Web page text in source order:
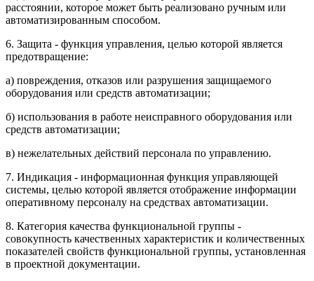
расстоянии, которое может быть реализовано ручным или
автоматизированным способом.
6. Защита - функция управления, целью которой является
предотвращение:
а) повреждения, отказов или разрушения защищаемого
оборудования или средств автоматизации;
б) использования в работе неисправного оборудования или
средств автоматизации;
в) нежелательных действий персонала по управлению.
7. Индикация - информационная функция управляющей
системы, целью которой является отображение информации
оперативному персоналу на средствах автоматизации.
8. Категория качества функциональной группы -
совокупность качественных характеристик и количественных
показателей свойств функциональной группы, установленная
в проектной документации.